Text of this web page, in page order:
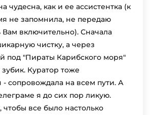
чудесна, как и ее ассистентка (к
не запомнила, не передаю
Вам включительно). Сначала
чистку, а через
под "Пираты Карибского моря"
Куратор тоже
- сопровождала на всем пути. А
я до сих пор ликую.
все было настолько